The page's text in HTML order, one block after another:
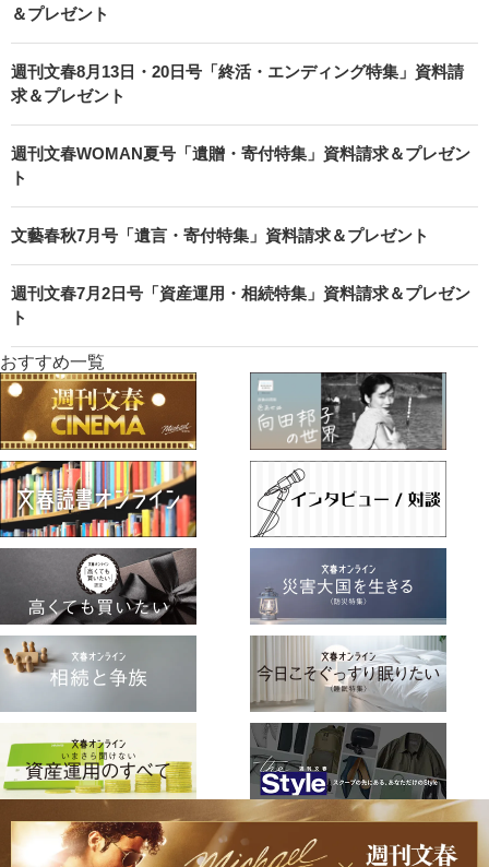
＆プレゼント
週刊文春8月13日・20日号「終活・エンディング特集」資料請
求＆プレゼント
週刊文春WOMAN夏号「遺贈・寄付特集」資料請求＆プレゼン
ト
文藝春秋7月号「遺言・寄付特集」資料請求＆プレゼント
週刊文春7月2日号「資産運用・相続特集」資料請求＆プレゼン
ト
おすすめ一覧